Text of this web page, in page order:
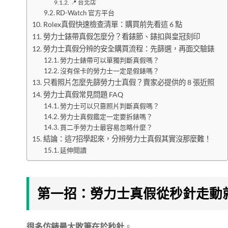
📍 台北店
RD-Watch 官方平台
Rolex真假快速檢查清單：購買前先看這 6 點
勞力士錶帶真假怎麼分？看錶節、錶扣與皇冠刻印
勞力士真假分辨的安全購買流程：先篩選，再面交驗錶
勞力士錶帶可以單獨判斷真假嗎？
沒有保卡的勞力士一定是假錶嗎？
只看照片怎麼先篩勞力士真假？賣家必提供的 8 張近照
勞力士真假常見問題 FAQ
勞力士可以只靠照片判斷真假嗎？
勞力士真假鑑定一定要拆錶嗎？
買二手勞力士最容易忽略什麼？
結論：這7招學起來，分辨勞力士真假其實沒那麼難！
延伸閱讀
第一招：勞力士真假從秒針走動